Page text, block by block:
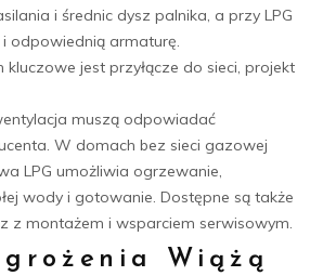
i średnic dysz palnika, a przy LPG
odpowiednią armaturę.
kluczowe jest przyłącze do sieci, projekt
muszą odpowiadać
W domach bez sieci gazowej
LPG umożliwia ogrzewanie,
wody i gotowanie. Dostępne są także
z montażem i wsparciem serwisowym.
Wiążą